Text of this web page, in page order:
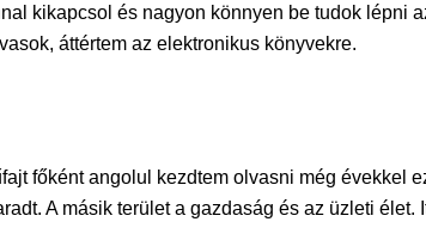
kikapcsol és nagyon könnyen be tudok lépni
áttértem az elektronikus könyvekre.
főként angolul kezdtem olvasni még évekkel
A másik terület a gazdaság és az üzleti